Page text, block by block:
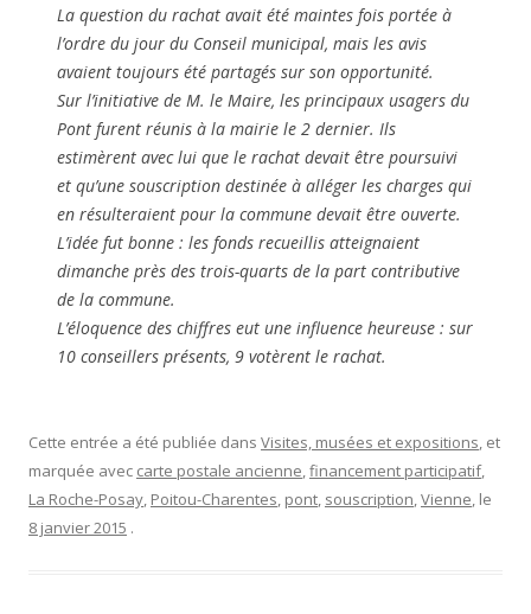
La question du rachat avait été maintes fois portée à
l’ordre du jour du Conseil municipal, mais les avis
avaient toujours été partagés sur son opportunité.
Sur l’initiative de M. le Maire, les principaux usagers du
Pont furent réunis à la mairie le 2 dernier. Ils
estimèrent avec lui que le rachat devait être poursuivi
et qu’une souscription destinée à alléger les charges qui
en résulteraient pour la commune devait être ouverte.
L’idée fut bonne : les fonds recueillis atteignaient
dimanche près des trois-quarts de la part contributive
de la commune.
L’éloquence des chiffres eut une influence heureuse : sur
10 conseillers présents, 9 votèrent le rachat.
Cette entrée a été publiée dans Visites, musées et expositions, et
marquée avec carte postale ancienne,financement participatif,
La Roche-Posay, Poitou-Charentes, pont, souscription,Vienne, le
8 janvier 2015 .